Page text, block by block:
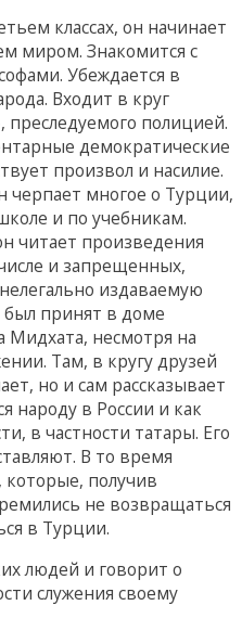
классах, он начинает
миром. Знакомится с
Убеждается в
Входит в круг
полицией.
демократические
произвол и насилие.
черпает многое о Турции,
и по учебникам.
читает произведения
и запрещенных,
издаваемую
был принят в доме
Мидхата, несмотря на
Там, в кругу друзей
но и сам рассказывает
народу в России и как
в частности татары. Его
В то время
получив
не возвращаться
в Турции.
людей и говорит о
служения своему